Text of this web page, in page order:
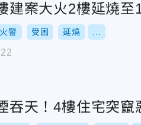
建案大火2樓延燒
火警 受困 延燒
吞天！4樓住宅突